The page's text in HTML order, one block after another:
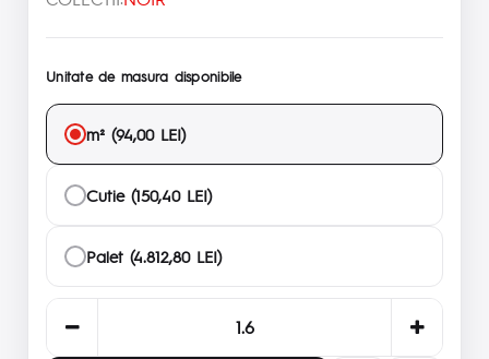
Unitate de masura disponibile
m² (94,00 LEI)
Cutie (150,40 LEI)
Palet (4.812,80 LEI)